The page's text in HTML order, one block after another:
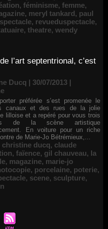
, féminisme, femme,
, meryl tankard, paul
, revueduspectacle,
, theatre, wendy
l’art septentrional, c’est
Ducq | 30/07/2013 |
préférée s’est promenée le
canaux et des rues de la jolie
lilloise et a repéré pour vous trois
de la scène artistique
En voiture pour un riche
de Marie-Jo Bétrémieux,...
christine ducq, claude
, faïence, gil chauveau, la
, magazine, marie-jo
, porcelaine, poterie,
, scene, sculpture,